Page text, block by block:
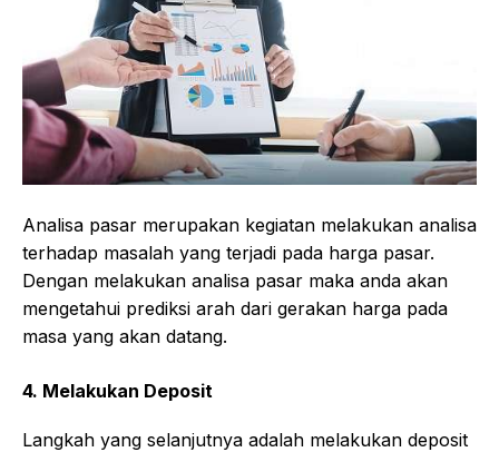
Analisa pasar merupakan kegiatan melakukan analisa
terhadap masalah yang terjadi pada harga pasar.
Dengan melakukan analisa pasar maka anda akan
mengetahui prediksi arah dari gerakan harga pada
masa yang akan datang.
4. Melakukan Deposit
Langkah yang selanjutnya adalah melakukan deposit